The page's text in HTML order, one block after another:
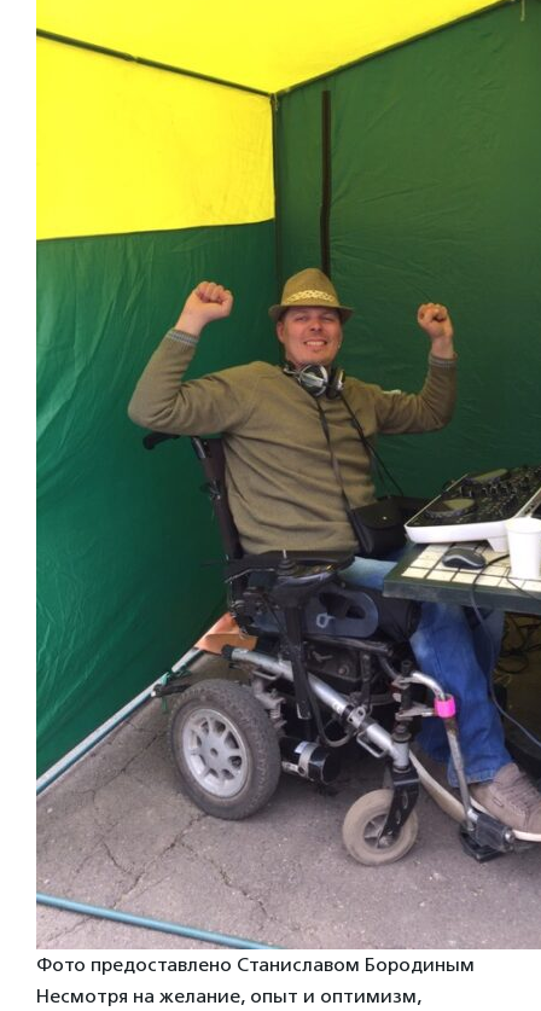
Фото предоставлено Станиславом Бородиным
Несмотря на желание, опыт и оптимизм,